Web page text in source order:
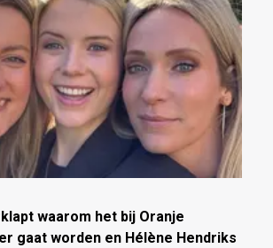
waarom het bij Oranje
gaat worden en Hélène Hendriks